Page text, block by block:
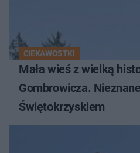
CIEKAWOSTKI
Mała wieś z wielką
Gombrowicza.
Świętokrzyskiem